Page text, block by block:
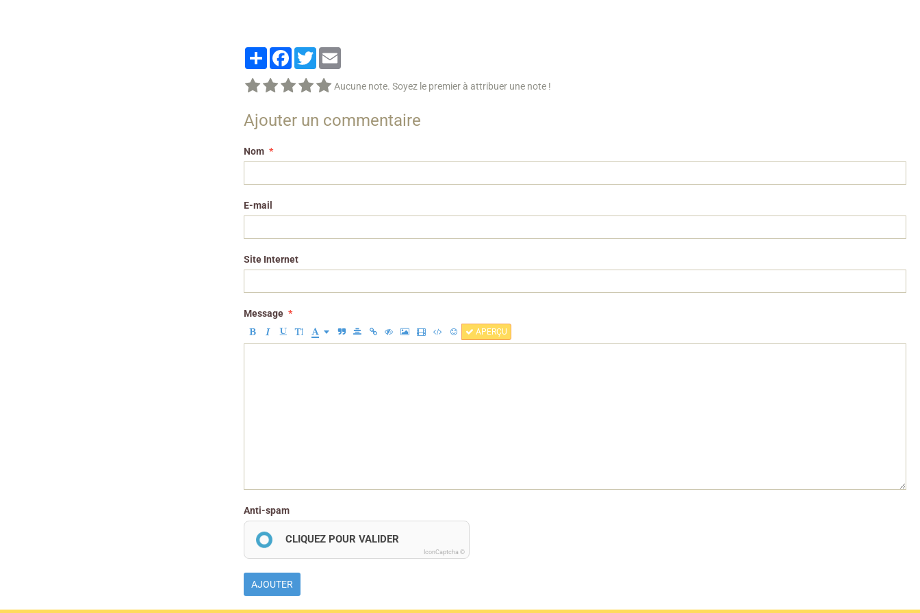
PartagerFacebook
Twitter
Aucune note. Soyez le premier à attribuer une note !
Ajouter un commentaire
Nom
E-mail
Site Internet
Message
APERÇU
Anti-spam
CLIQUEZ POUR VALIDER
IconCaptcha ©
AJOUTER